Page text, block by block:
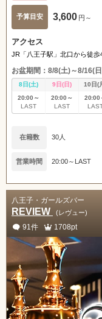
予算目安 3,600 円～
アクセス
JR「八王子駅」北口から徒
お盆期間：8/8(土)～8/16(
8日(土) 9日(日) 10日(
20:00～
LAST
20:00～
LAST
20:00
在籍数 30人
営業時間 20:00～LAST
八王子・ガールズバー
REVIEW (レヴュー)
91件 1708pt